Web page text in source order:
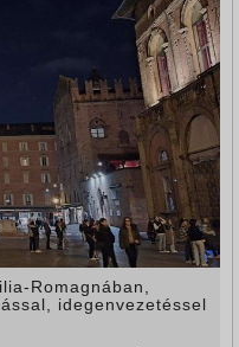
Romagnában,
idegenvezetéssel